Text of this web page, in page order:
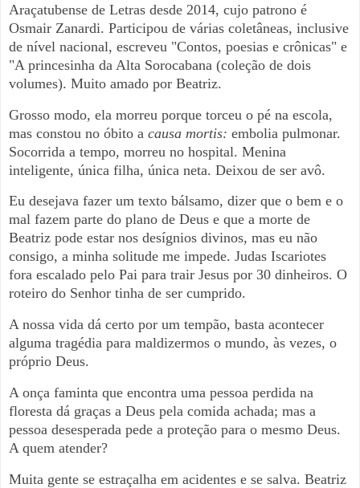
Araçatubense de Letras desde 2014, cujo patrono é
Osmair Zanardi. Participou de várias coletâneas, inclusive
de nível nacional, escreveu "Contos, poesias e crônicas" e
"A princesinha da Alta Sorocabana (coleção de dois
volumes). Muito amado por Beatriz.
Grosso modo, ela morreu porque torceu o pé na escola,
mas constou no óbito a causa mortis: embolia pulmonar.
Socorrida a tempo, morreu no hospital. Menina
inteligente, única filha, única neta. Deixou de ser avô.
Eu desejava fazer um texto bálsamo, dizer que o bem e o
mal fazem parte do plano de Deus e que a morte de
Beatriz pode estar nos desígnios divinos, mas eu não
consigo, a minha solitude me impede. Judas Iscariotes
fora escalado pelo Pai para trair Jesus por 30 dinheiros. O
roteiro do Senhor tinha de ser cumprido.
A nossa vida dá certo por um tempão, basta acontecer
alguma tragédia para maldizermos o mundo, às vezes, o
próprio Deus.
A onça faminta que encontra uma pessoa perdida na
floresta dá graças a Deus pela comida achada; mas a
pessoa desesperada pede a proteção para o mesmo Deus.
A quem atender?
Muita gente se estraçalha em acidentes e se salva. Beatriz